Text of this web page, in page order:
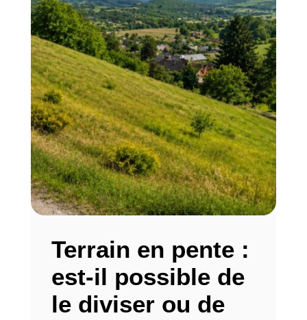
Terrain en pente :
est-il possible de
le diviser ou de